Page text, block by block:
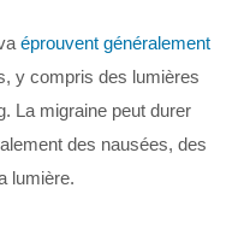
éprouvent généralement
y compris des lumières
La migraine peut durer
des nausées, des
lumière.